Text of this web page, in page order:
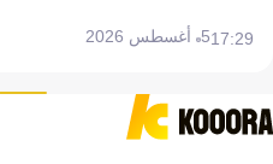
17:295 أغسطس 2026